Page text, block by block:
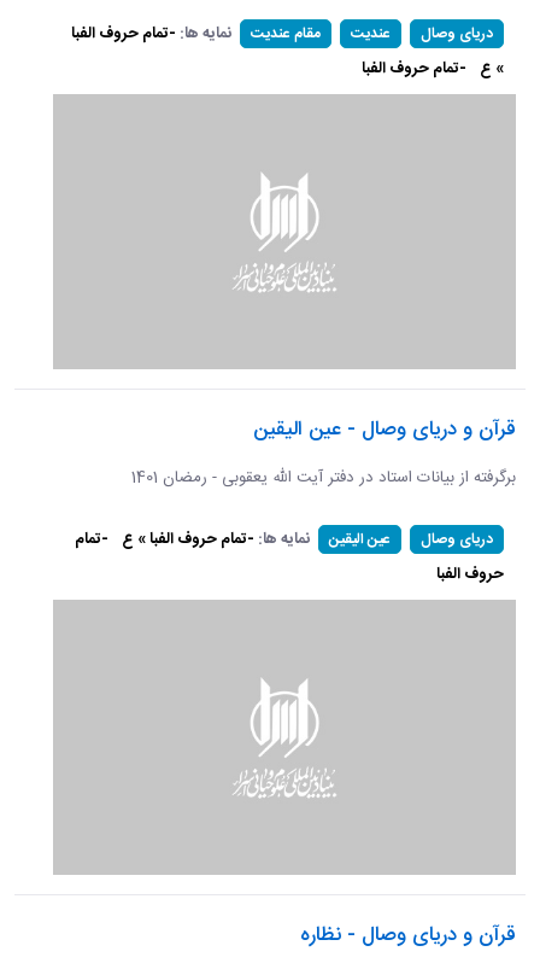
دریای وصال عندیت مقام عندیت نمایه ها: -تمام حروف الفبا
» ع -تمام حروف الفبا
قرآن و دریای وصال - عین الیقین
برگرفته از بیانات استاد در دفتر آیت الله یعقوبی - رمضان 1401
دریای وصال عین الیقین نمایه ها: -تمام حروف الفبا » ع -تمام
حروف الفبا
قرآن و دریای وصال - نظاره